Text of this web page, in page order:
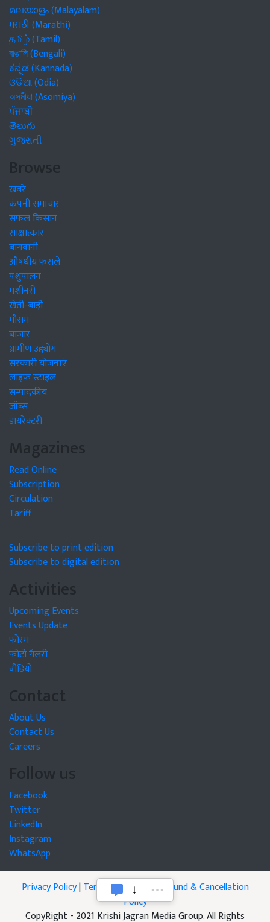
മലയാളം (Malayalam)
मराठी (Marathi)
தமிழ் (Tamil)
বাঙালি (Bengali)
ಕನ್ನಡ (Kannada)
ଓଡିଆ (Odia)
অসমীয়া (Asomiya)
ਪੰਜਾਬੀ
తెలుగు
ગુજરાતી
Browse
खबरें
कंपनी समाचार
सफल किसान
साक्षात्कार
बागवानी
औषधीय फसलें
पशुपालन
मशीनरी
खेती-बाड़ी
मौसम
बाजार
ग्रामीण उद्द्योग
सरकारी योजनाएं
लाइफ स्टाइल
सम्पादकीय
जॉब्स
डायरेक्टरी
Magazines
Read Online
Subscription
Circulation
Tariff
Subscribe to print edition
Subscribe to digital edition
Activities
Upcoming Events
Events Update
फोरम
फोटो गैलरी
वीडियो
Contact
About Us
Contact Us
Careers
Follow us
Facebook
Twitter
LinkedIn
Instagram
WhatsApp
Privacy Policy|Terms of Service|Refund & Cancellation
Policy
CopyRight - 2021 Krishi Jagran Media Group. All Rights